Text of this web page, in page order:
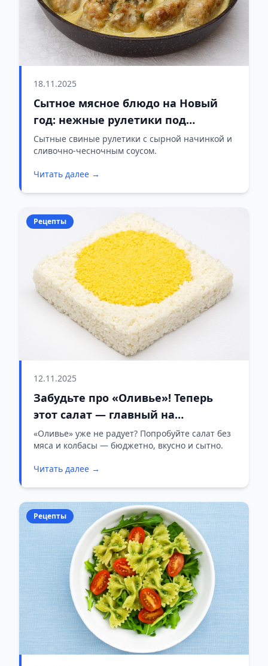
18.11.2025
Сытное мясное блюдо на Новый
год: нежные рулетики под
сливочным соусом
Сытные свиные рулетики с сырной начинкой и
сливочно-чесночным соусом.
Читать далее →
Рецепты
12.11.2025
Забудьте про «Оливье»! Теперь
этот салат — главный на
празднике
«Оливье» уже не радует? Попробуйте салат без
мяса и колбасы — бюджетно, вкусно и сытно.
Читать далее →
Рецепты